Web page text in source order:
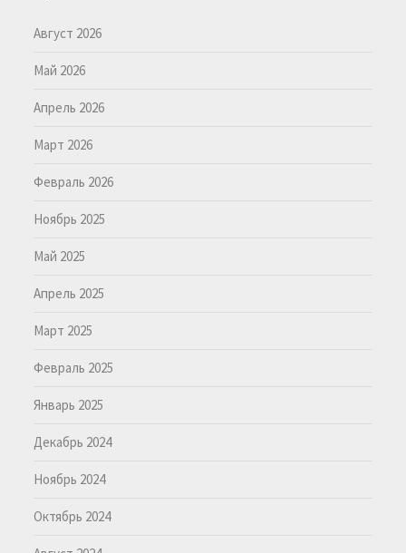
Август 2026
Май 2026
Апрель 2026
Март 2026
Февраль 2026
Ноябрь 2025
Май 2025
Апрель 2025
Март 2025
Февраль 2025
Январь 2025
Декабрь 2024
Ноябрь 2024
Октябрь 2024